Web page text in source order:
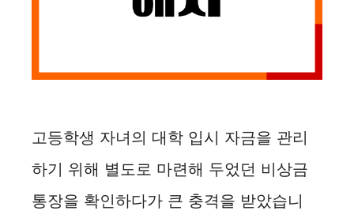
고등학생 자녀의 대학 입시 자금을 관리
하기 위해 별도로 마련해 두었던 비상금
통장을 확인하다가 큰 충격을 받았습니